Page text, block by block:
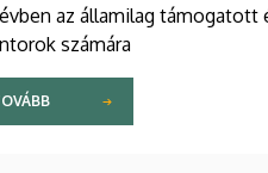
az államilag támogatott
számára